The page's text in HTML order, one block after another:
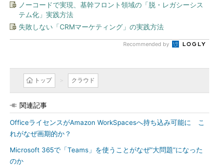
ノーコードで実現、基幹フロント領域の「脱・レガシーシス
テム化」実践方法
失敗しない「CRMマーケティング」の実践方法
Recommended by
トップ クラウド
関連記事
OfficeライセンスがAmazon WorkSpacesへ持ち込み可能に こ
れがなぜ画期的か？
Microsoft 365で「Teams」を使うことがなぜ“大問題”になった
のか